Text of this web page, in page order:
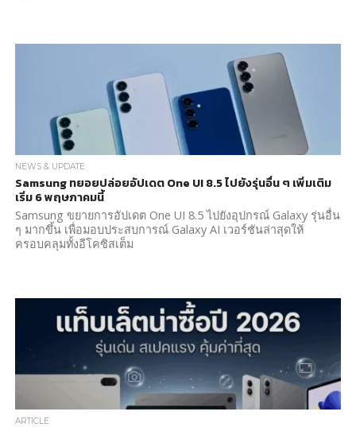
NEWS & UPDATE
Samsung ทยอยปล่อยอัปเดต One UI 8.5 ไปยังรุ่นอื่น ๆ เพิ่มเติม
เริ่ม 6 พฤษภาคมนี้
Samsung ขยายการอัปเดต One UI 8.5 ไปยังอุปกรณ์ Galaxy รุ่นอื่น
ๆ มากขึ้น เพื่อมอบประสบการณ์ Galaxy AI เวอร์ชันล่าสุดให้
ครอบคลุมทั้งอีโคซิสเต็ม
ARTICLE